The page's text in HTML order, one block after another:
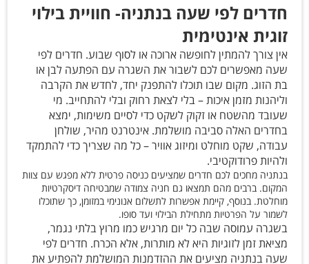
חדרים לפי שעה בנתניה- חוויית בילוי
זוגית אינטימית
אין צורך להמתין לחופשה ארוכה או לסוף שבוע. חדרים לפי
שעה מאפשרים לכם לשבור את השגרה עם הפתעה לבן או
בת הזוג. מקום שבו תוכלו להתפנק יחד, לחדש את הקרבה
וליהנות מזמן איכות – בלי לצאת רחוק ובלי להתחייב. מי
שעובד מהשטח או זקוק לשקט כדי לסיים משימות, ימצא
בחדרים האלה סביבה מושלמת. אינטרנט מהיר, שולחן
עבודה, שקט מוחלט ומיזוג אוויר – כל מה שצריך כדי להתמקד
ולהיות פרודוקטיבי.
בנתניה מחכים לכם חדרים שמציעים כניסה פרטית ללא מפגש עם צוות
המקום. ברבים מהם תמצאו גם חניה צמודה שמבטיחה דיסקרטיות
מוחלטת. בנוסף, קיימת אפשרות לתשלום אנונימי במזומן, כך שתוכלו
לשמור על הפרטיות מתחילת הבילוי ועד סופו.
בשגרה עמוסה שבה כל יום מרגיש כמו מרוץ בלתי נגמר,
מציאת זמן לזוגיות היא לא מותרות, אלא הכרח. חדרים לפי
שעה בנתניה מציעים את ההזדמנות המושלמת להפתיע את